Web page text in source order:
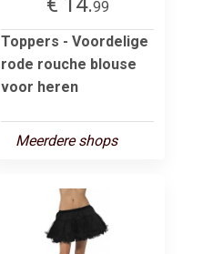
99
Toppers - Voordelige
rode rouche blouse
voor heren
Meerdere shops